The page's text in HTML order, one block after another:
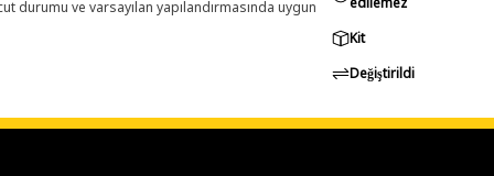
durumu ve varsayılan yapılandırmasında uygun
Kit
Değiştirildi